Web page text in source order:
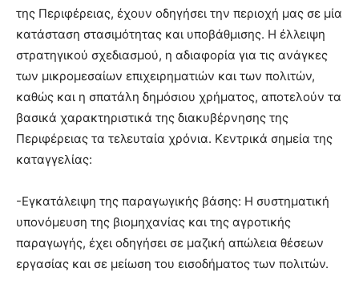
της Περιφέρειας, έχουν οδηγήσει την περιοχή μας σε μία
κατάσταση στασιμότητας και υποβάθμισης. Η έλλειψη
στρατηγικού σχεδιασμού, η αδιαφορία για τις ανάγκες
των μικρομεσαίων επιχειρηματιών και των πολιτών,
καθώς και η σπατάλη δημόσιου χρήματος, αποτελούν τα
βασικά χαρακτηριστικά της διακυβέρνησης της
Περιφέρειας τα τελευταία χρόνια. Κεντρικά σημεία της
καταγγελίας:
-Εγκατάλειψη της παραγωγικής βάσης: Η συστηματική
υπονόμευση της βιομηχανίας και της αγροτικής
παραγωγής, έχει οδηγήσει σε μαζική απώλεια θέσεων
εργασίας και σε μείωση του εισοδήματος των πολιτών.